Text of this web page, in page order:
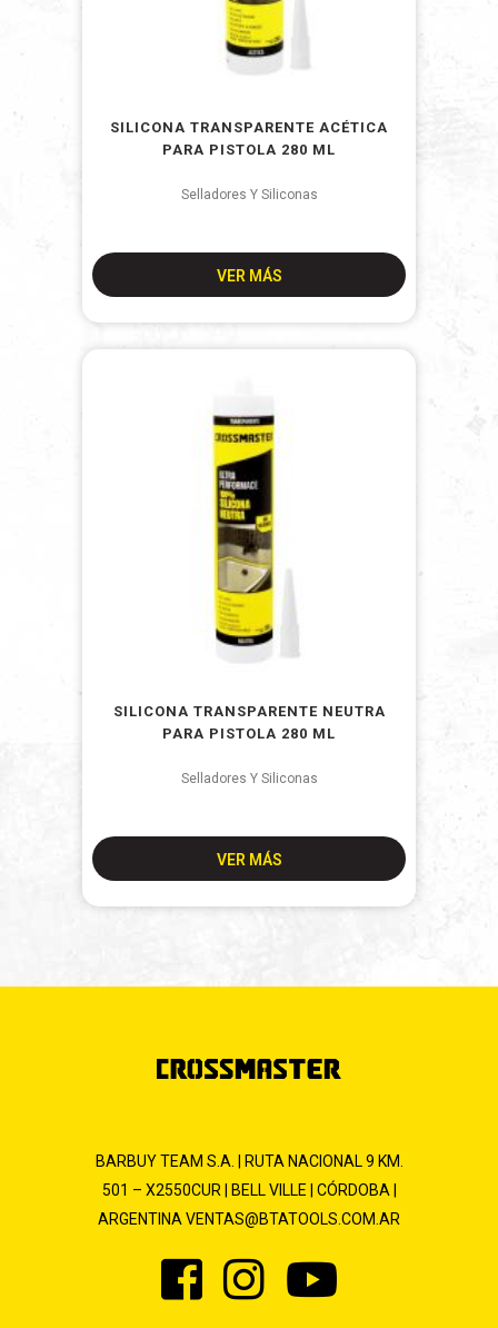
SILICONA TRANSPARENTE ACÉTICA
PARA PISTOLA 280 ML
Selladores Y Siliconas
VER MÁS
SILICONA TRANSPARENTE NEUTRA
PARA PISTOLA 280 ML
Selladores Y Siliconas
VER MÁS
BARBUY TEAM S.A. | RUTA NACIONAL 9 KM.
501 – X2550CUR | BELL VILLE | CÓRDOBA |
ARGENTINA VENTAS@BTATOOLS.COM.AR